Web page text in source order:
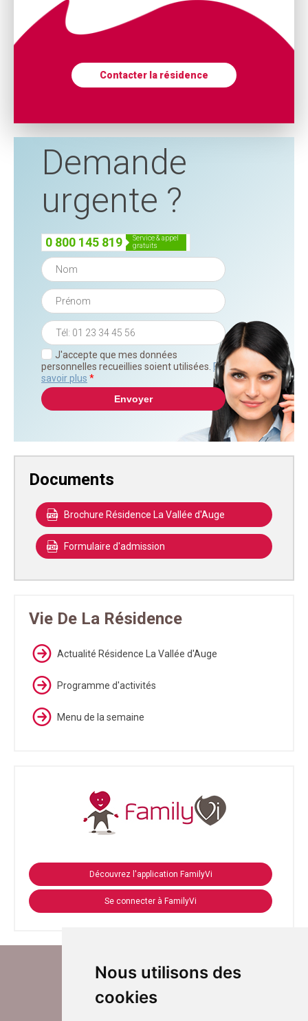
Nous utilisons des
cookies
Contacter la résidence
Demande
urgente ?
0 800 145 819
service & appel
gratuits
J'accepte que mes données
personnelles recueillies soient utilisées. En
savoir plus *
Documents
Brochure Résidence La Vallée d'Auge
Formulaire d'admission
Vie De La Résidence
Actualité Résidence La Vallée d'Auge
Programme d'activités
Menu de la semaine
Découvrez l'application FamilyVi
Se connecter à FamilyVi